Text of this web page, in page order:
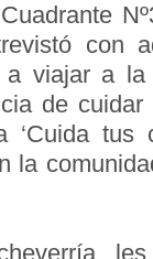
con
viajar a la
de cuidar
‘Cuida tus
la